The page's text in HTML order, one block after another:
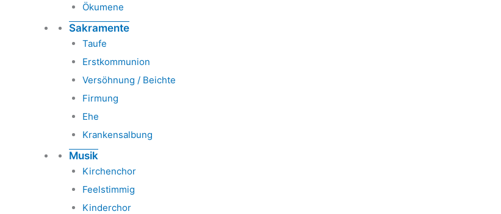
Ökumene
Sakramente
Taufe
Erstkommunion
Versöhnung / Beichte
Firmung
Ehe
Krankensalbung
Musik
Kirchenchor
Feelstimmig
Kinderchor